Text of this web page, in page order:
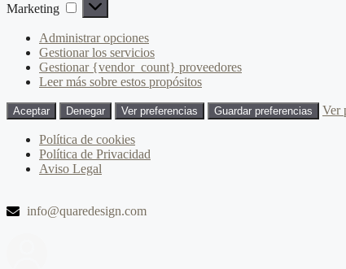
Marketing
Administrar opciones
Gestionar los servicios
Gestionar {vendor_count} proveedores
Leer más sobre estos propósitos
Aceptar Denegar Ver preferencias Guardar preferencias Ver
Política de cookies
Política de Privacidad
Aviso Legal
info@quaredesign.com